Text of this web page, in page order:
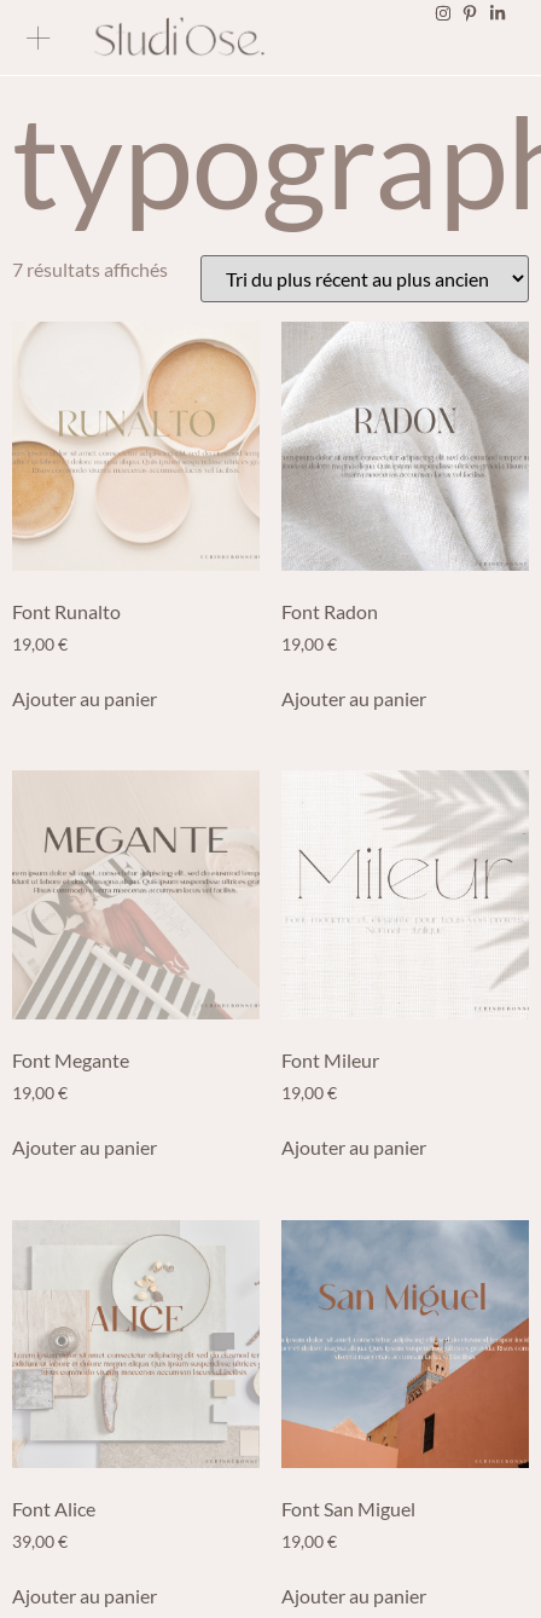
7 résultats affichés
Font Runalto
19,00€
Ajouter au panier
Font Radon
19,00€
Ajouter au panier
Font Megante
19,00€
Ajouter au panier
Font Mileur
19,00€
Ajouter au panier
Font Alice
39,00€
Ajouter au panier
Font San Miguel
19,00€
Ajouter au panier